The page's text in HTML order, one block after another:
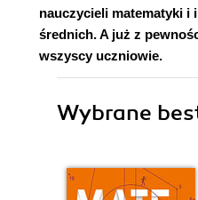
nauczycieli matematyki i
średnich. A już z
wszyscy uczniowie.
Wybrane